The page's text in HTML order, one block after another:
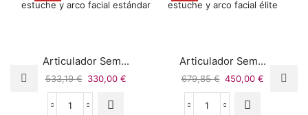
Articulador Sem...
533,19€ 330,00 €
Articulador Sem...
679,85€ 450,00 €